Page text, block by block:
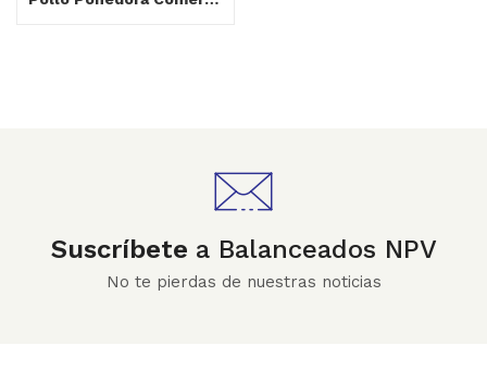
Suscríbete a Balanceados NPV
No te pierdas de nuestras noticias